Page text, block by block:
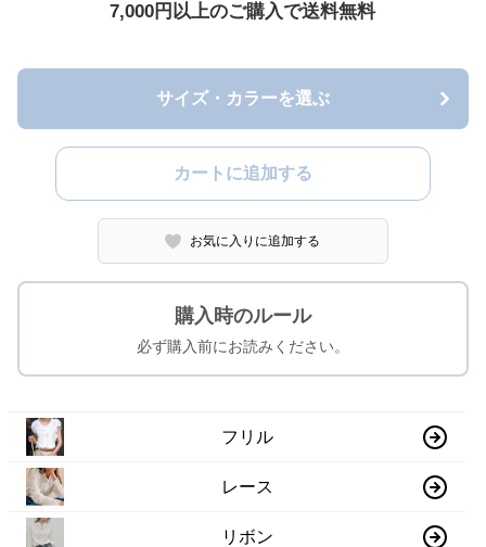
7,000円以上のご購入で送料無料
サイズ・カラーを選ぶ
カートに追加する
お気に入りに追加する
購入時のルール
必ず購入前にお読みください。
フリル
レース
リボン